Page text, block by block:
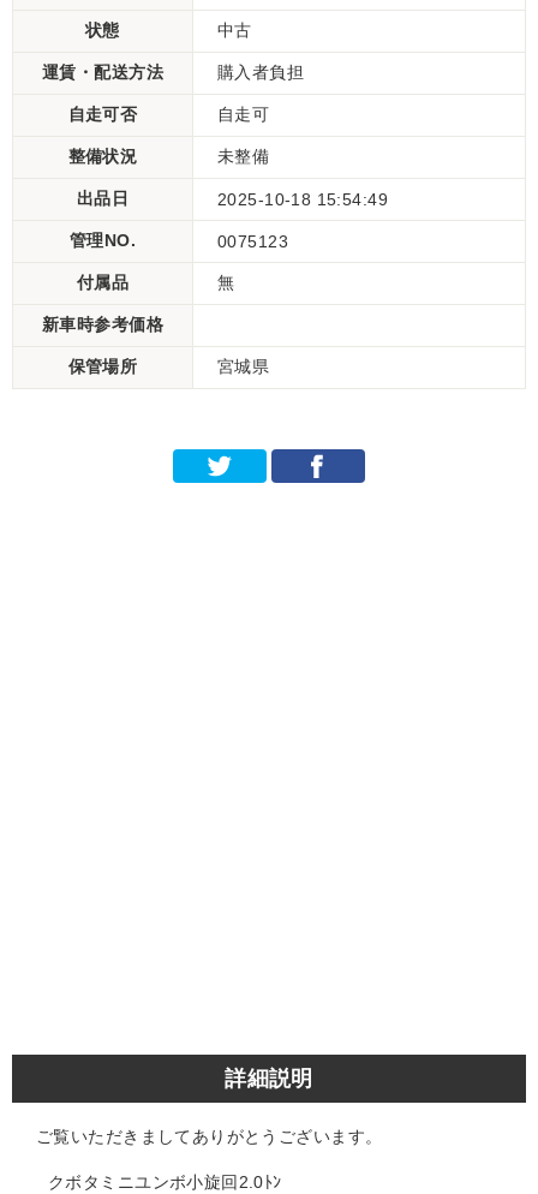
状態 中古
運賃・配送方法 購入者負担
自走可否 自走可
整備状況 未整備
出品日 2025-10-18 15:54:49
管理NO. 0075123
付属品 無
新車時参考価格
保管場所 宮城県
詳細説明
ご覧いただきましてありがとうございます。
クボタミニユンボ小旋回2.0ﾄﾝ